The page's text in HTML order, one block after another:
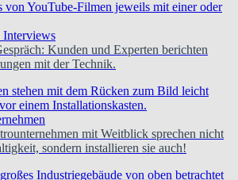
Interviews
Kunden und Experten berichten
mit der Technik.
mit Weitblick sprechen nicht
sondern installieren sie auch!